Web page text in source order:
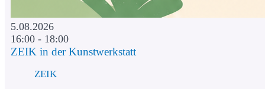
5.08.2026
16:00 - 18:00
ZEIK in der Kunstwerkstatt
ZEIK